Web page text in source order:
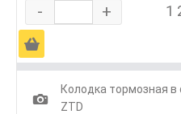
- + 1
Ä
1
Колодка тормозная в
ZTD